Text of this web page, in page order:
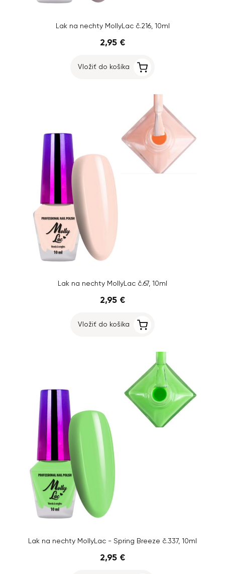
Lak na nechty MollyLac č.216, 10ml
2,95 €
Vložiť do košíka
Lak na nechty MollyLac č.67, 10ml
2,95 €
Vložiť do košíka
Lak na nechty MollyLac - Spring Breeze č.337, 10ml
2,95 €